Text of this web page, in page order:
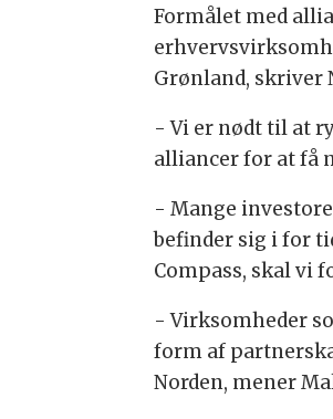
Formålet med
Grønland, skriver
- Vi er nødt til at
alliancer for at få
- Mange
befinder sig i for
Compass, skal vi
- Virksomheder
form af
Norden, mener